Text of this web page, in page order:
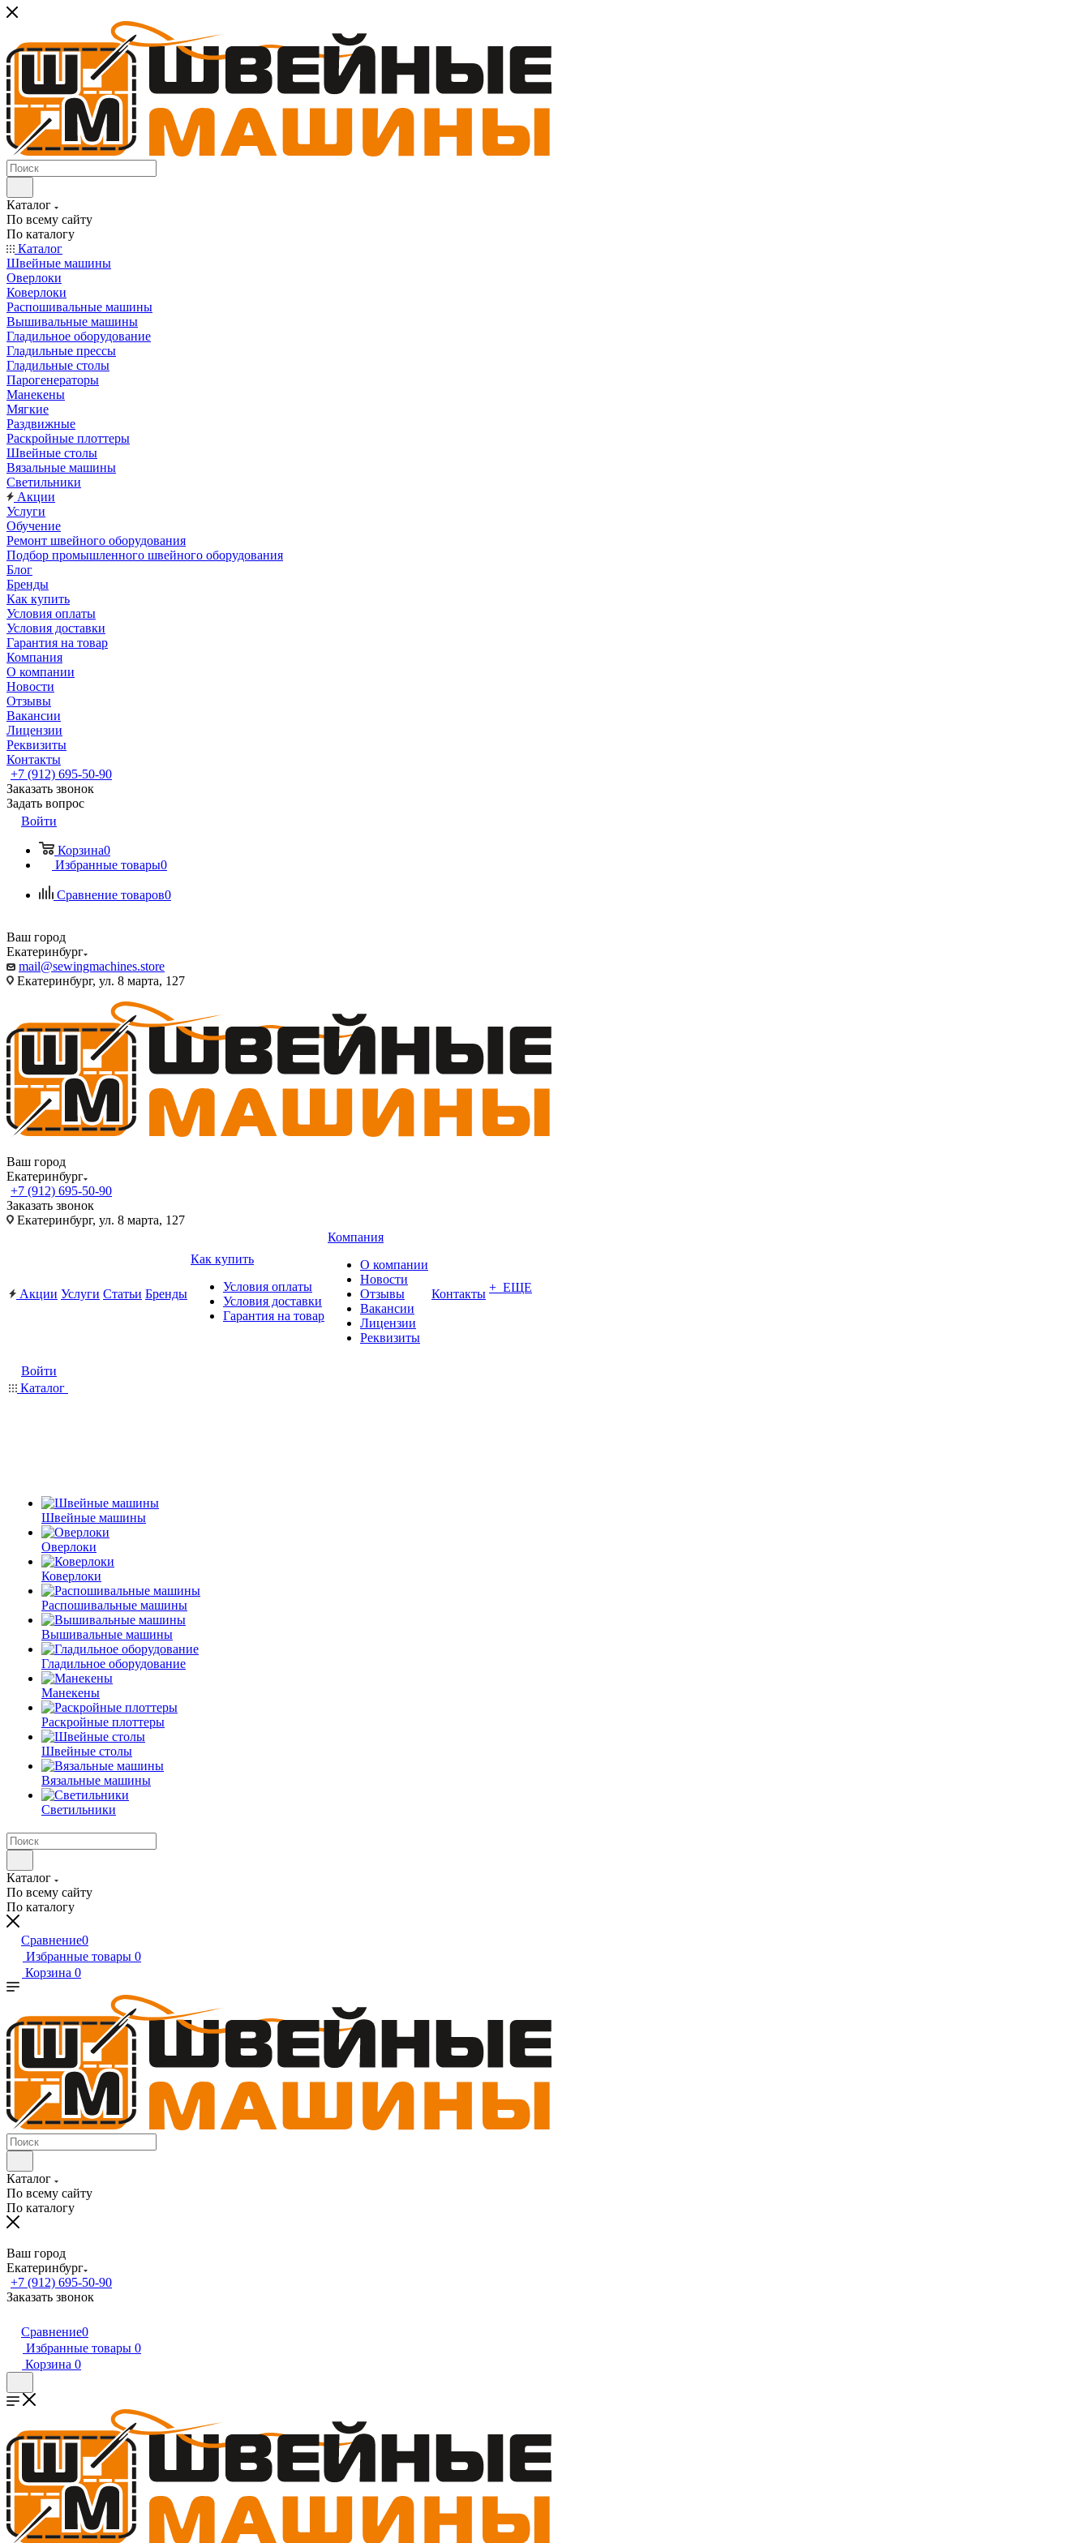
Каталог
По всему сайту
По каталогу
Каталог
Швейные машины
Оверлоки
Коверлоки
Распошивальные машины
Вышивальные машины
Гладильное оборудование
Гладильные прессы
Гладильные столы
Парогенераторы
Манекены
Мягкие
Раздвижные
Раскройные плоттеры
Швейные столы
Вязальные машины
Светильники
Акции
Услуги
Обучение
Ремонт швейного оборудования
Подбор промышленного швейного оборудования
Блог
Бренды
Как купить
Условия оплаты
Условия доставки
Гарантия на товар
Компания
О компании
Новости
Отзывы
Вакансии
Лицензии
Реквизиты
Контакты
+7 (912) 695-50-90
Заказать звонок
Задать вопрос
Войти
Корзина0
Избранные товары0
Сравнение товаров0
Ваш город
Екатеринбург
mail@sewingmachines.store
Екатеринбург, ул. 8 марта, 127
Ваш город
Екатеринбург
+7 (912) 695-50-90
Заказать звонок
Екатеринбург, ул. 8 марта, 127
Акции Услуги Статьи Бренды
Как купить
Условия оплаты
Условия доставки
Гарантия на товар
Компания
О компании
Новости
Отзывы
Вакансии
Лицензии
Реквизиты
Контакты + ЕЩЕ
Войти
Каталог
Швейные машины
Оверлоки
Коверлоки
Распошивальные машины
Вышивальные машины
Гладильное оборудование
Манекены
Раскройные плоттеры
Швейные столы
Вязальные машины
Светильники
Каталог
По всему сайту
По каталогу
Сравнение0
Избранные товары 0
Корзина 0
Каталог
По всему сайту
По каталогу
Ваш город
Екатеринбург
+7 (912) 695-50-90
Заказать звонок
Сравнение0
Избранные товары 0
Корзина 0